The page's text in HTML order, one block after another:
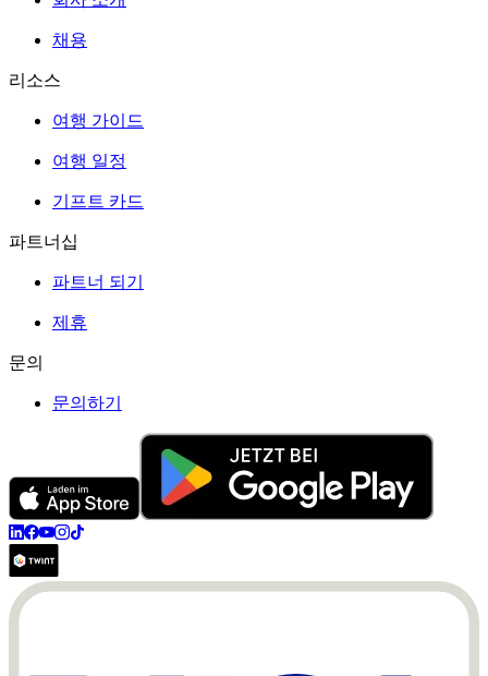
채용
리소스
여행 가이드
여행 일정
기프트 카드
파트너십
파트너 되기
제휴
문의
문의하기